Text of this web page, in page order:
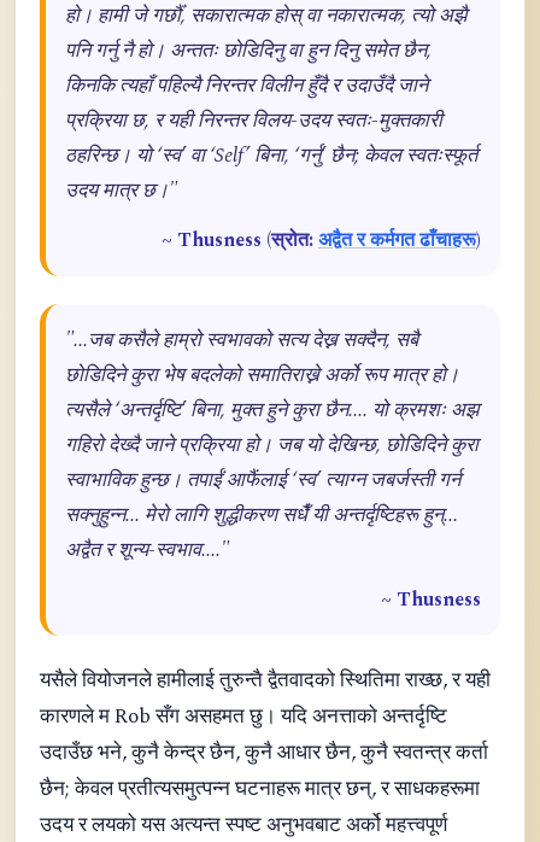
हो। हामी जे गर्छौँ, सकारात्मक होस् वा नकारात्मक, त्यो अझै
पनि गर्नु नै हो। अन्ततः छोडिदिनु वा हुन दिनु समेत छैन,
किनकि त्यहाँ पहिल्यै निरन्तर विलीन हुँदै र उदाउँदै जाने
प्रक्रिया छ, र यही निरन्तर विलय-उदय स्वतः-मुक्तकारी
ठहरिन्छ। यो ‘स्व’ वा ‘Self’ बिना, ‘गर्नु’ छैन; केवल स्वतःस्फूर्त
उदय मात्र छ।"
~ Thusness (स्रोत:अद्वैत र कर्मगत ढाँचाहरू)
"...जब कसैले हाम्रो स्वभावको सत्य देख्न सक्दैन, सबै
छोडिदिने कुरा भेष बदलेको समातिराख्ने अर्को रूप मात्र हो।
त्यसैले ‘अन्तर्दृष्टि’ बिना, मुक्त हुने कुरा छैन.... यो क्रमशः अझ
गहिरो देख्दै जाने प्रक्रिया हो। जब यो देखिन्छ, छोडिदिने कुरा
स्वाभाविक हुन्छ। तपाईं आफैंलाई ‘स्व’ त्याग्न जबर्जस्ती गर्न
सक्नुहुन्न... मेरो लागि शुद्धीकरण सधैँ यी अन्तर्दृष्टिहरू हुन्...
अद्वैत र शून्य-स्वभाव...."
~ Thusness
यसैले वियोजनले हामीलाई तुरुन्तै द्वैतवादको स्थितिमा राख्छ, र यही
कारणले म Rob सँग असहमत छु। यदि अनत्ताको अन्तर्दृष्टि
उदाउँछ भने, कुनै केन्द्र छैन, कुनै आधार छैन, कुनै स्वतन्त्र कर्ता
छैन; केवल प्रतीत्यसमुत्पन्न घटनाहरू मात्र छन्, र साधकहरूमा
उदय र लयको यस अत्यन्त स्पष्ट अनुभवबाट अर्को महत्त्वपूर्ण